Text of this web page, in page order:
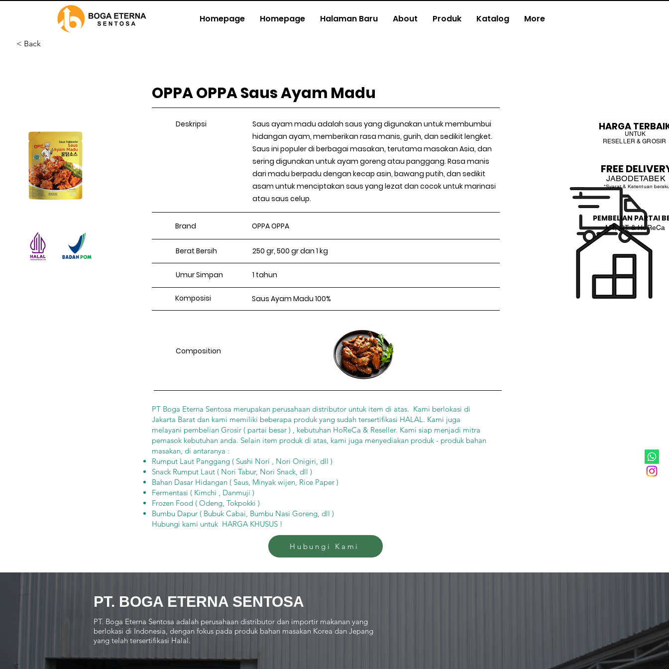
Homepage Homepage Halaman Baru About Produk Katalog More
< Back
OPPA OPPA Saus Ayam Madu
Deskripsi
Saus ayam madu adalah saus yang digunakan untuk membumbui
hidangan ayam, memberikan rasa manis, gurih, dan sedikit lengket.
Saus ini populer di berbagai masakan, terutama masakan Asia, dan
sering digunakan untuk ayam goreng atau panggang. Rasa manis
dari madu berpadu dengan kecap asin, bawang putih, dan sedikit
asam untuk menciptakan saus yang lezat dan cocok untuk marinasi
atau saus celup.
Brand OPPA OPPA
Berat Bersih 250 gr, 500 gr dan 1 kg
Umur Simpan 1 tahun
Komposisi Saus Ayam Madu 100%
Composition
PT Boga Eterna Sentosa merupakan perusahaan distributor untuk item di atas. Kami berlokasi di
Jakarta Barat dan kami memiliki beberapa produk yang sudah tersertifikasi HALAL. Kami juga
melayani pembelian Grosir ( partai besar ) , kebutuhan HoReCa & Reseller. Kami siap menjadi mitra
pemasok kebutuhan anda. Selain item produk di atas, kami juga menyediakan produk - produk bahan
masakan, di antaranya :
Rumput Laut Panggang ( Sushi Nori , Nori Onigiri, dll )
Snack Rumput Laut ( Nori Tabur, Nori Snack, dll )
Bahan Dasar Hidangan ( Saus, Minyak wijen, Rice Paper )
Fermentasi ( Kimchi , Danmuji )
Frozen Food ( Odeng, Tokpokki )
Bumbu Dapur ( Bubuk Cabai, Bumbu Nasi Goreng, dll )
Hubungi kami untuk HARGA KHUSUS !
Hubungi Kami
HARGA
UNTUK
RESELLER & GROSIR
*Syarat & Ketentuan
JABODETABEK
FREE
PEMBELIAN PARTAI
MT, GT & HoReCa
PT. BOGA ETERNA SENTOSA
PT. Boga Eterna Sentosa adalah perusahaan distributor dan importir makanan yang
berlokasi di Indonesia, dengan fokus pada produk bahan masakan Korea dan Jepang
yang telah tersertifikasi Halal.